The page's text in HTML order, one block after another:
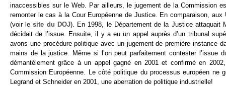
inaccessibles sur le Web. Par ailleurs, le jugement de la Commission
remonter le cas à la Cour Européenne de Justice. En comparaison,
(voir lesite du DOJ). En 1998, le Département de la Justice attaquait
décidait de l’issue. Ensuite, il y a eu un appel auprès d’un tribunal
avons une procédure politique avec un jugement de première instance
mains de la justice. Même si l’on peut parfaitement contester
démantèlement grâce à un appel gagné en 2001 et confirmé en
Commission Européenne. Le côté politique du processus européen
Legrand et Schneider en 2001, une aberration de politique industrielle!